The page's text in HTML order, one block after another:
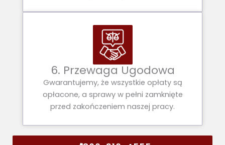
6. Przewaga Ugodowa
Gwarantujemy, że wszystkie opłaty są
opłacone, a sprawy w pełni zamknięte
przed zakończeniem naszej pracy.